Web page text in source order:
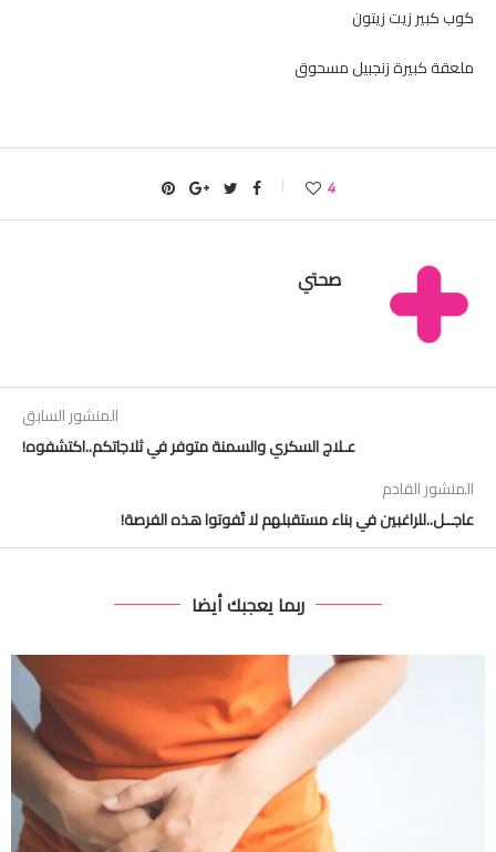
كوب كبير زيت زيتون
ملعقة كبيرة زنجبيل مسحوق
4
صحتي
المنشور السابق
عـلاج السكري والسمنة متوفر في ثلاجاتكم..اكتشفوه!
المنشور القادم
عاجــل..للراغبين في بناء مستقبلهم لا تُفوتوا هذه الفرصة!
ربما يعجبك أيضا